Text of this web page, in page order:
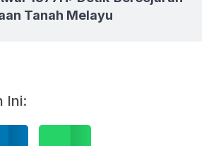
Tanah Melayu
Ini: